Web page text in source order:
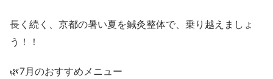
長く続く、京都の暑い夏を鍼灸整体で、乗り越えましょ
う！！
🌿7月のおすすめメニュー